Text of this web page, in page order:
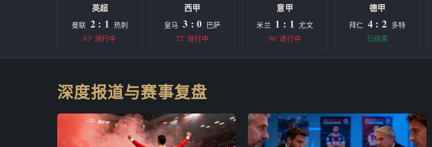
英超
曼联 2 : 1 热刺
83' 进行中
西甲
皇马 3 : 0 巴萨
72' 进行中
意甲
米兰 1 : 1 尤文
56' 进行中
德甲
拜仁 4 : 2 多特
已结束
深度报道与赛事复盘